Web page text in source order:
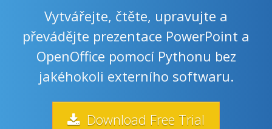
Vytvářejte, čtěte, upravujte a
převádějte prezentace PowerPoint a
OpenOffice pomocí Pythonu bez
jakéhokoli externího softwaru.
Download Free Trial